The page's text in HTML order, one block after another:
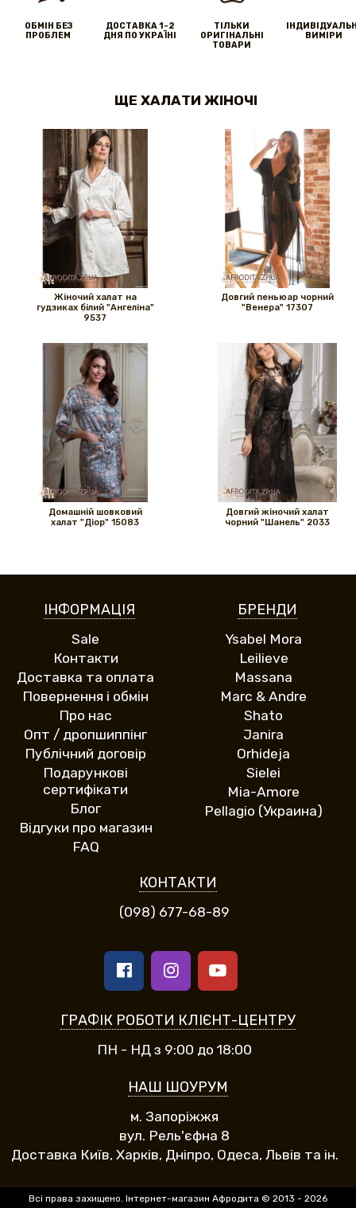
ОБМІН БЕЗ
ПРОБЛЕМ
ДОСТАВКА 1-2
ДНЯ ПО УКРАЇНІ
ТІЛЬКИ
ОРИГІНАЛЬНІ
ТОВАРИ
ВИМІРИ
ЩЕ ХАЛАТИ ЖІНОЧІ
Жіночий халат на
гудзиках білий "Ангеліна"
9537
Довгий пеньюар чорний
"Венера" ​​17307
Домашній шовковий
халат "Діор" 15083
Довгий жіночий халат
чорний "Шанель" 2033
ІНФОРМАЦІЯ
Sale
Контакти
Доставка та оплата
Повернення і обмін
Про нас
Опт / дропшиппінг
Публічний договір
Подарункові
сертифікати
Блог
Відгуки про магазин
FAQ
БРЕНДИ
Ysabel Mora
Leilieve
Massana
Marc & Andre
Shato
Janira
Orhideja
Sielei
Mia-Amore
Pellagio (Украина)
КОНТАКТИ
(098) 677-68-89
ГРАФІК РОБОТИ КЛІЄНТ-ЦЕНТРУ
ПН - НД з 9:00 до 18:00
НАШ ШОУРУМ
м. Запоріжжя
вул. Рель'єфна 8
Доставка Київ, Харків, Дніпро, Одеса, Львів та ін.
Всі права захищено. Інтернет-магазин Афродита © 2013 - 2026